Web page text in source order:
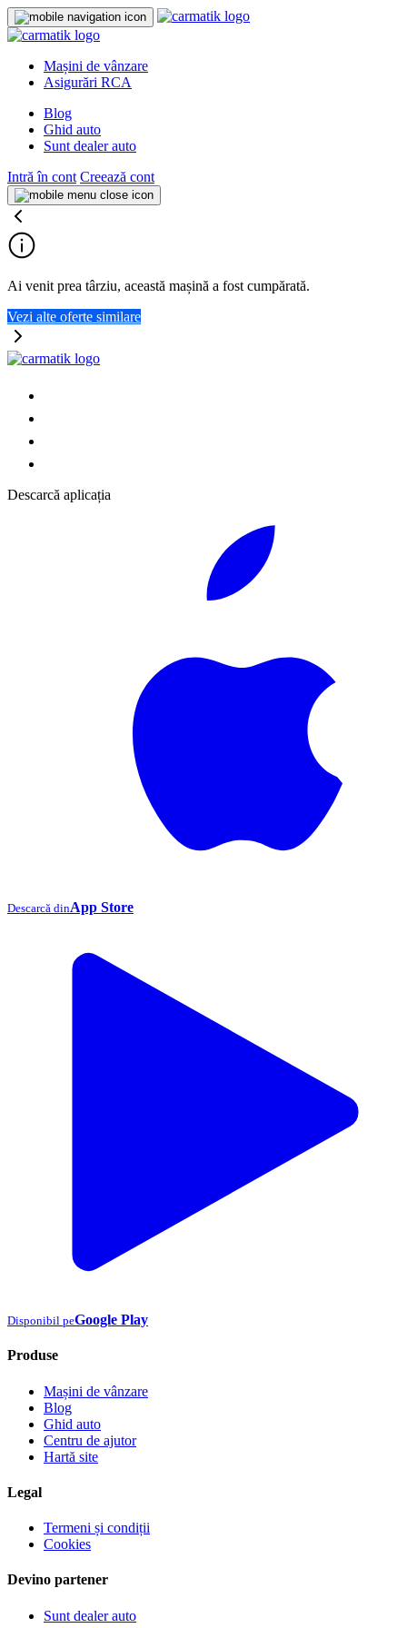
Mașini de vânzare
Asigurări RCA
Blog
Ghid auto
Sunt dealer auto
Intră în cont Creează cont
Ai venit prea târziu, această mașină a fost cumpărată.
Vezi alte oferte similare
Descarcă aplicația
Descarcă dinApp Store
Disponibil peGoogle Play
Produse
Mașini de vânzare
Blog
Ghid auto
Centru de ajutor
Hartă site
Legal
Termeni și condiții
Cookies
Devino partener
Sunt dealer auto